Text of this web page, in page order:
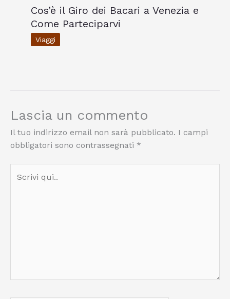
Cos’è il Giro dei Bacari a Venezia e
Come Parteciparvi
Viaggi
Lascia un commento
Il tuo indirizzo email non sarà pubblicato. I campi
obbligatori sono contrassegnati *
qui..